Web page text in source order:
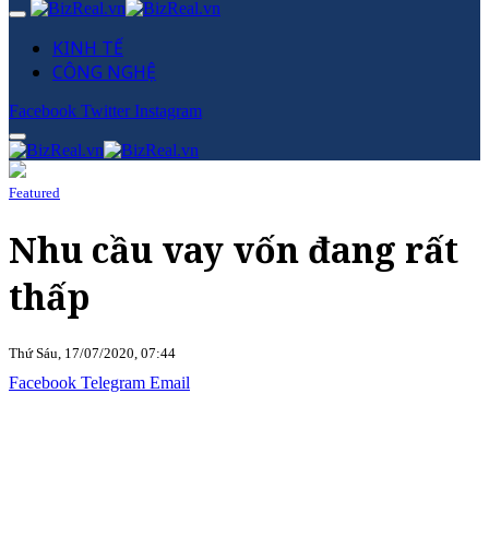
KINH TẾ
CÔNG NGHỆ
Facebook Twitter Instagram
Featured
Nhu cầu vay vốn đang rất
thấp
Thứ Sáu, 17/07/2020, 07:44
Facebook Telegram Email